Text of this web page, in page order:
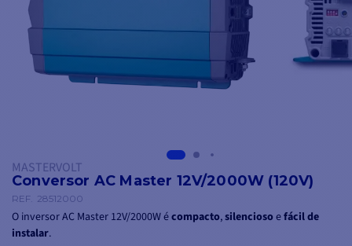
MASTERVOLT
Conversor AC Master 12V/2000W (120V)
REF. 28512000
O inversor AC Master 12V/2000W écompacto,silenciosoefácil de
instalar.